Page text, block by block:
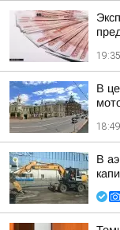
19:35
В
18:49
В